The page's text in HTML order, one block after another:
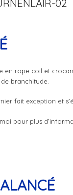
rope coil et
branchitude.
fait exception et
pour plus